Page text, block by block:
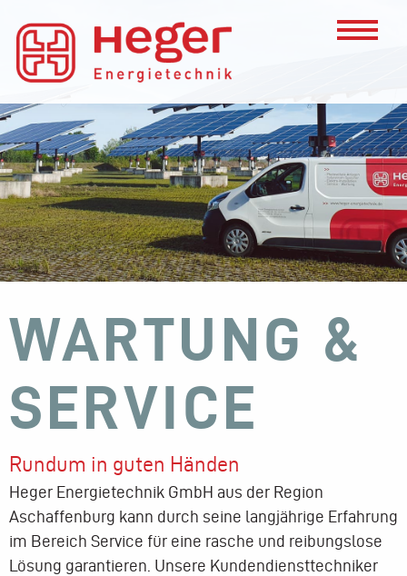
WARTUNG &
SERVICE
Rundum in guten Händen
Heger Energietechnik GmbH aus der Region
Aschaffenburg kann durch seine langjährige Erfahrung
im Bereich Service für eine rasche und reibungslose
Lösung garantieren. Unsere Kundendiensttechniker